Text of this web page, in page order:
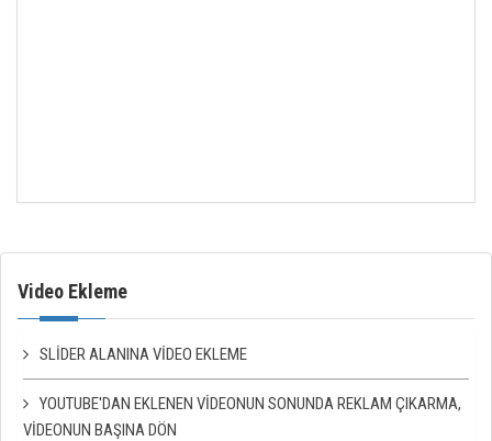
Video Ekleme
SLIDER ALANINA VIDEO EKLEME
YOUTUBE'DAN EKLENEN VIDEONUN SONUNDA REKLAM ÇIKARMA,
VIDEONUN BAŞINA DÖN